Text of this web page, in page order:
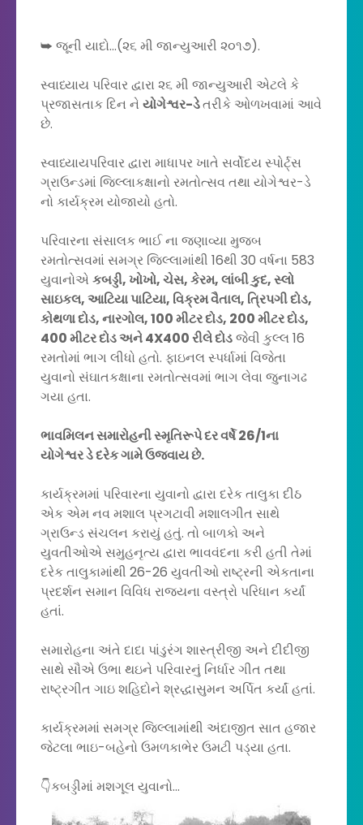
➥ જૂની યાદો...(૨૬ મી જાન્યુઆરી ૨૦૧૭).
સ્વાધ્યાય પરિવાર દ્વારા ૨૬ મી જાન્યુઆરી એટલે કે
પ્રજાસતાક દિન ને યોગેશ્વર-ડેતરીકે ઓળખવામાં આવે
છે.
સ્વાધ્યાયપરિવાર દ્વારા માધાપર ખાતે સર્વોદય સ્પોર્ટ્સ
ગ્રાઉન્ડમાં જિલ્લાકક્ષાનો રમતોત્સવ તથા યોગેશ્વર-ડે
નો કાર્યક્રમ યોજાયો હતો.
પરિવારના સંસાલક ભાઈ ના જણાવ્યા મુજબ
રમતોત્સવમાં સમગ્ર જિલ્લામાંથી 16થી 30 વર્ષના 583
યુવાનોએ કબડ્ડી, ખોખો, ચેસ, કેરમ, લાંબી કુદ, સ્લો
સાઇકલ, આટિયા પાટિયા, વિક્રમ વૈતાલ, ત્રિપગી દોડ,
કોથળા દોડ, નારગોલ, 100 મીટર દોડ, 200 મીટર દોડ,
400 મીટર દોડ અને 4X400 રીલે દોડજેવી કુલ્લ 16
રમતોમાં ભાગ લીધો હતો. ફાઇનલ સ્પર્ધામાં વિજેતા
યુવાનો સંઘાતકક્ષાના રમતોત્સવમાં ભાગ લેવા જુનાગઢ
ગયા હતા.
ભાવમિલન સમારોહની સ્મૃતિરૂપે દર વર્ષે 26/1ના
યોગેશ્વર ડે દરેક ગામે ઉજવાય છે.
કાર્યક્રમમાં પરિવારના યુવાનો દ્વારા દરેક તાલુકા દીઠ
એક એમ નવ મશાલ પ્રગટાવી મશાલગીત સાથે
ગ્રાઉન્ડ સંચલન કરાયું હતું. તો બાળકો અને
યુવતીઓએ સમુહનૃત્ય દ્વારા ભાવવંદના કરી હતી તેમાં
દરેક તાલુકામાંથી 26-26 યુવતીઓ રાષ્ટ્રની એકતાના
પ્રદર્શન સમાન વિવિધ રાજ્યના વસ્ત્રો પરિધાન કર્યાં
હતાં.
સમારોહના અંતે દાદા પાંડુરંગ શાસ્ત્રીજી અને દીદીજી
સાથે સૌએ ઉભા થઇને પરિવારનું નિર્ધાર ગીત તથા
રાષ્ટ્રગીત ગાઇ શહિદોને શ્રદ્ધાસુમન અર્પિત કર્યાં હતાં.
કાર્યક્રમમાં સમગ્ર જિલ્લામાંથી અંદાજીત સાત હજાર
જેટલા ભાઇ-બહેનો ઉમળકાભેર ઉમટી પડ્યા હતા.
👇કબડ્ડીમાં મશગૂલ યુવાનો...